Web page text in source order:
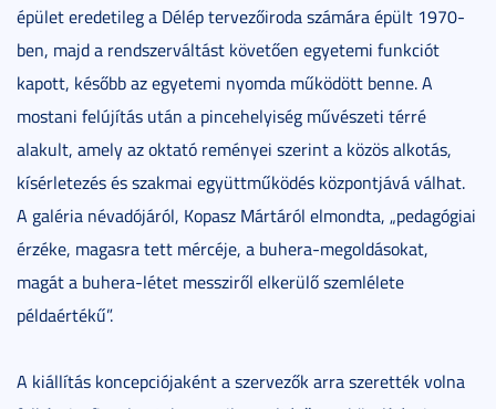
épület eredetileg a Délép tervezőiroda számára épült 1970-
ben, majd a rendszerváltást követően egyetemi funkciót
kapott, később az egyetemi nyomda működött benne. A
mostani felújítás után a pincehelyiség művészeti térré
alakult, amely az oktató reményei szerint a közös alkotás,
kísérletezés és szakmai együttműködés központjává válhat.
A galéria névadójáról, Kopasz Mártáról elmondta, „pedagógiai
érzéke, magasra tett mércéje, a buhera-megoldásokat,
magát a buhera-létet messziről elkerülő szemlélete
példaértékű”.
A kiállítás koncepciójaként a szervezők arra szerették volna